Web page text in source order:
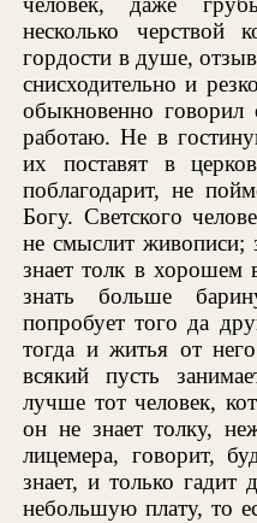
несколько черствой
гордости в душе,
снисходительно и
обыкновенно
работаю. Не в
их поставят в
поблагодарит, не
Богу. Светского
не смыслит живописи;
знает толк в
знать больше
попробует того да
тогда и житья от
всякий пусть
лучше тот человек,
он не знает толку,
лицемера, говорит,
знает, и только гадит
небольшую плату, то